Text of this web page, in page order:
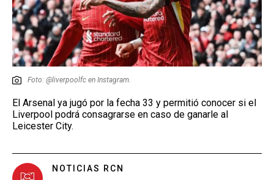
Foto: @liverpoolfc en Instagram.
El Arsenal ya jugó por la fecha 33 y permitió conocer si el
Liverpool podrá consagrarse en caso de ganarle al
Leicester City.
NOTICIAS RCN